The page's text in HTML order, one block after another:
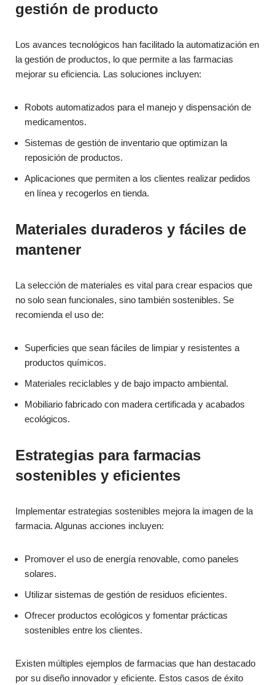
gestión de producto
Los avances tecnológicos han facilitado la automatización en
la gestión de productos, lo que permite a las farmacias
mejorar su eficiencia. Las soluciones incluyen:
Robots automatizados para el manejo y dispensación de
medicamentos.
Sistemas de gestión de inventario que optimizan la
reposición de productos.
Aplicaciones que permiten a los clientes realizar pedidos
en línea y recogerlos en tienda.
Materiales duraderos y fáciles de
mantener
La selección de materiales es vital para crear espacios que
no solo sean funcionales, sino también sostenibles. Se
recomienda el uso de:
Superficies que sean fáciles de limpiar y resistentes a
productos químicos.
Materiales reciclables y de bajo impacto ambiental.
Mobiliario fabricado con madera certificada y acabados
ecológicos.
Estrategias para farmacias
sostenibles y eficientes
Implementar estrategias sostenibles mejora la imagen de la
farmacia. Algunas acciones incluyen:
Promover el uso de energía renovable, como paneles
solares.
Utilizar sistemas de gestión de residuos eficientes.
Ofrecer productos ecológicos y fomentar prácticas
sostenibles entre los clientes.
Existen múltiples ejemplos de farmacias que han destacado
por su diseño innovador y eficiente. Estos casos de éxito